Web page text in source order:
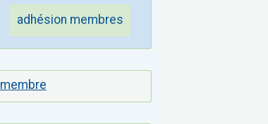
adhésion membres
membre